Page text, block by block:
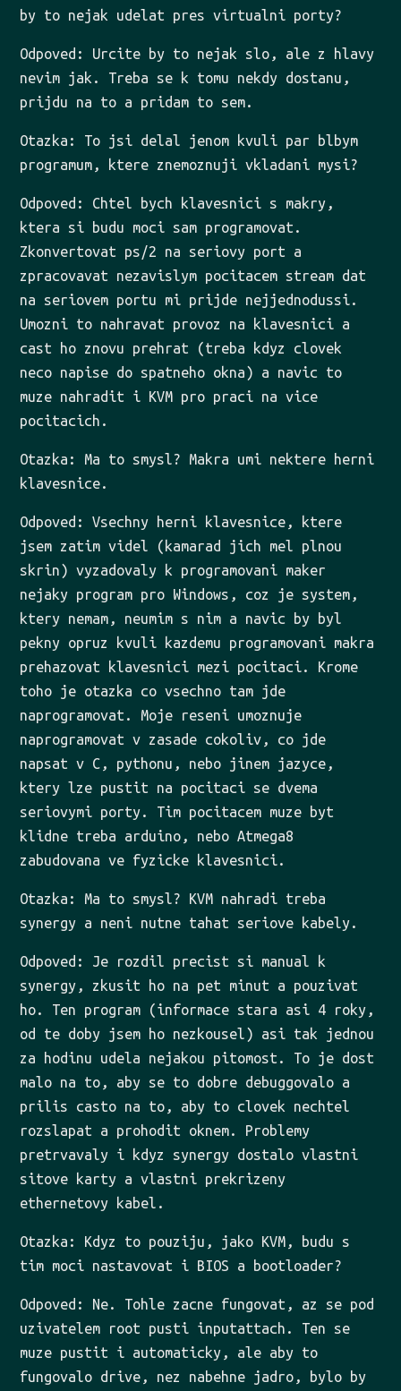
by to nejak udelat pres virtualni porty?
Odpoved: Urcite by to nejak slo, ale z hlavy
nevim jak. Treba se k tomu nekdy dostanu,
prijdu na to a pridam to sem.
Otazka: To jsi delal jenom kvuli par blbym
programum, ktere znemoznuji vkladani mysi?
Odpoved: Chtel bych klavesnici s makry,
ktera si budu moci sam programovat.
Zkonvertovat ps/2 na seriovy port a
zpracovavat nezavislym pocitacem stream dat
na seriovem portu mi prijde nejjednodussi.
Umozni to nahravat provoz na klavesnici a
cast ho znovu prehrat (treba kdyz clovek
neco napise do spatneho okna) a navic to
muze nahradit i KVM pro praci na vice
pocitacich.
Otazka: Ma to smysl? Makra umi nektere herni
klavesnice.
Odpoved: Vsechny herni klavesnice, ktere
jsem zatim videl (kamarad jich mel plnou
skrin) vyzadovaly k programovani maker
nejaky program pro Windows, coz je system,
ktery nemam, neumim s nim a navic by byl
pekny opruz kvuli kazdemu programovani makra
prehazovat klavesnici mezi pocitaci. Krome
toho je otazka co vsechno tam jde
naprogramovat. Moje reseni umoznuje
naprogramovat v zasade cokoliv, co jde
napsat v C, pythonu, nebo jinem jazyce,
ktery lze pustit na pocitaci se dvema
seriovymi porty. Tim pocitacem muze byt
klidne treba arduino, nebo Atmega8
zabudovana ve fyzicke klavesnici.
Otazka: Ma to smysl? KVM nahradi treba
synergy a neni nutne tahat seriove kabely.
Odpoved: Je rozdil precist si manual k
synergy, zkusit ho na pet minut a pouzivat
ho. Ten program (informace stara asi 4 roky,
od te doby jsem ho nezkousel) asi tak jednou
za hodinu udela nejakou pitomost. To je dost
malo na to, aby se to dobre debuggovalo a
prilis casto na to, aby to clovek nechtel
rozslapat a prohodit oknem. Problemy
pretrvavaly i kdyz synergy dostalo vlastni
sitove karty a vlastni prekrizeny
ethernetovy kabel.
Otazka: Kdyz to pouziju, jako KVM, budu s
tim moci nastavovat i BIOS a bootloader?
Odpoved: Ne. Tohle zacne fungovat, az se pod
uzivatelem root pusti inputattach. Ten se
muze pustit i automaticky, ale aby to
fungovalo drive, nez nabehne jadro, bylo by